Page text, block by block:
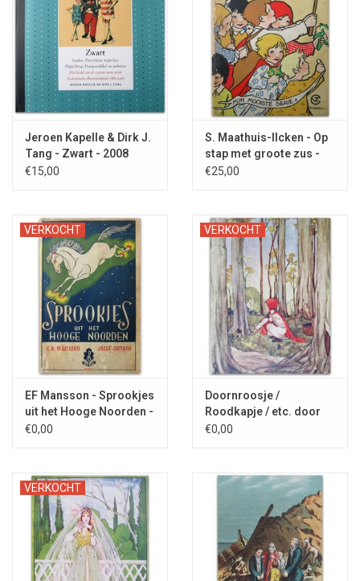
Jeroen Kapelle & Dirk J.
Tang - Zwart - 2008
€15,00
S. Maathuis-Ilcken - Op
stap met groote zus -
1930
€25,00
VERKOCHT
EF Mansson - Sprookjes
uit het Hooge Noorden -
1942
€0,00
VERKOCHT
Doornroosje /
Roodkapje / etc. door
Moeder de Gans - 1925
€0,00
VERKOCHT